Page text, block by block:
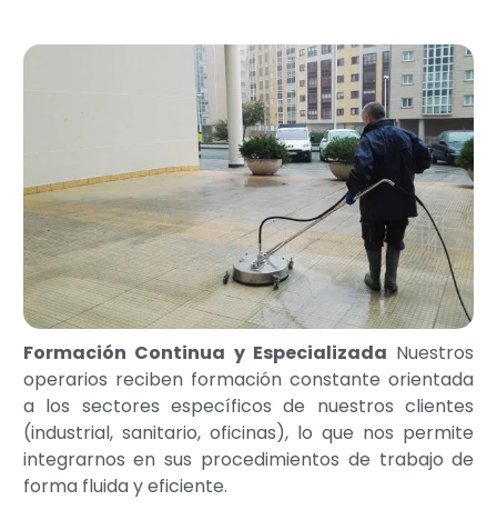
Formación Continua y Especializada Nuestros
operarios reciben formación constante orientada
a los sectores específicos de nuestros clientes
(industrial, sanitario, oficinas), lo que nos permite
integrarnos en sus procedimientos de trabajo de
forma fluida y eficiente.